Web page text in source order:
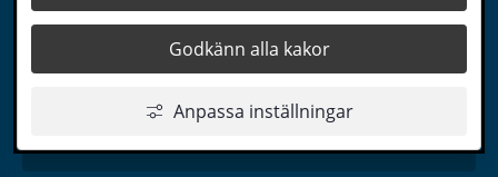
Godkänn alla kakor
Anpassa inställningar